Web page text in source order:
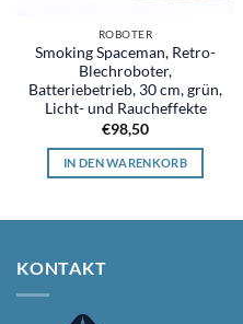
ROBOTER
Smoking Spaceman, Retro-
Blechroboter,
Batteriebetrieb, 30 cm, grün,
Licht- und Raucheffekte
€98,50
IN DEN WARENKORB
KONTAKT